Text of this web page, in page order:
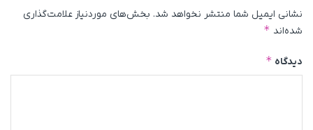
نشانی ایمیل شما منتشر نخواهد شد. بخش‌های موردنیاز علامت‌گذاری
شده‌اند *
دیدگاه *